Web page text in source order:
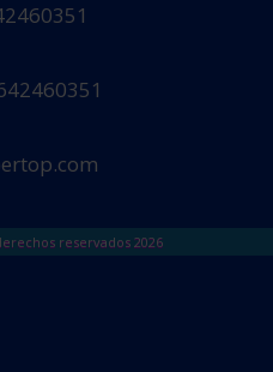
reservados 2026